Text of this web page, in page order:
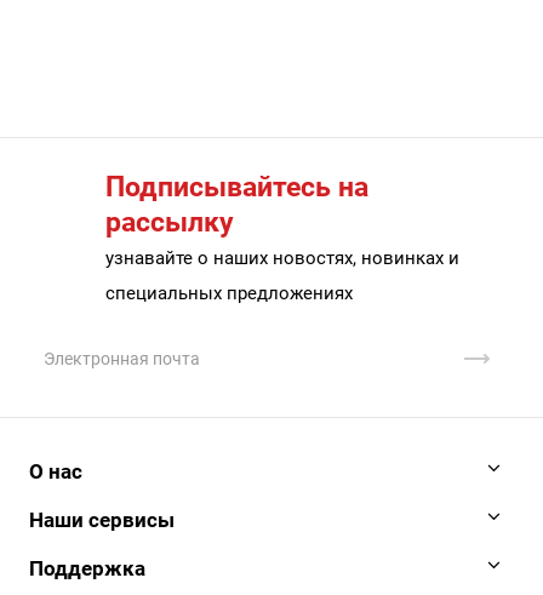
Подписывайтесь на
рассылку
узнавайте о наших новостях, новинках и
специальных предложениях
О нас
История
Наши сервисы
АйДи бизнес
Поддержка